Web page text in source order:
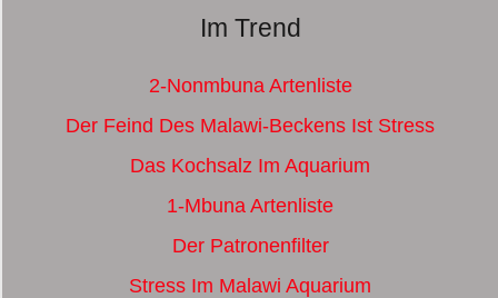
Im Trend
2-Nonmbuna Artenliste
Der Feind Des Malawi-Beckens Ist Stress
Das Kochsalz Im Aquarium
1-Mbuna Artenliste
Der Patronenfilter
Stress Im Malawi Aquarium